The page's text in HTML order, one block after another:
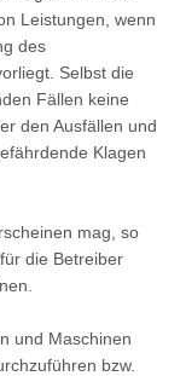
Leistungen, wenn
des
Selbst die
Fällen keine
den Ausfällen und
Klagen
mag, so
die Betreiber
und Maschinen
bzw.